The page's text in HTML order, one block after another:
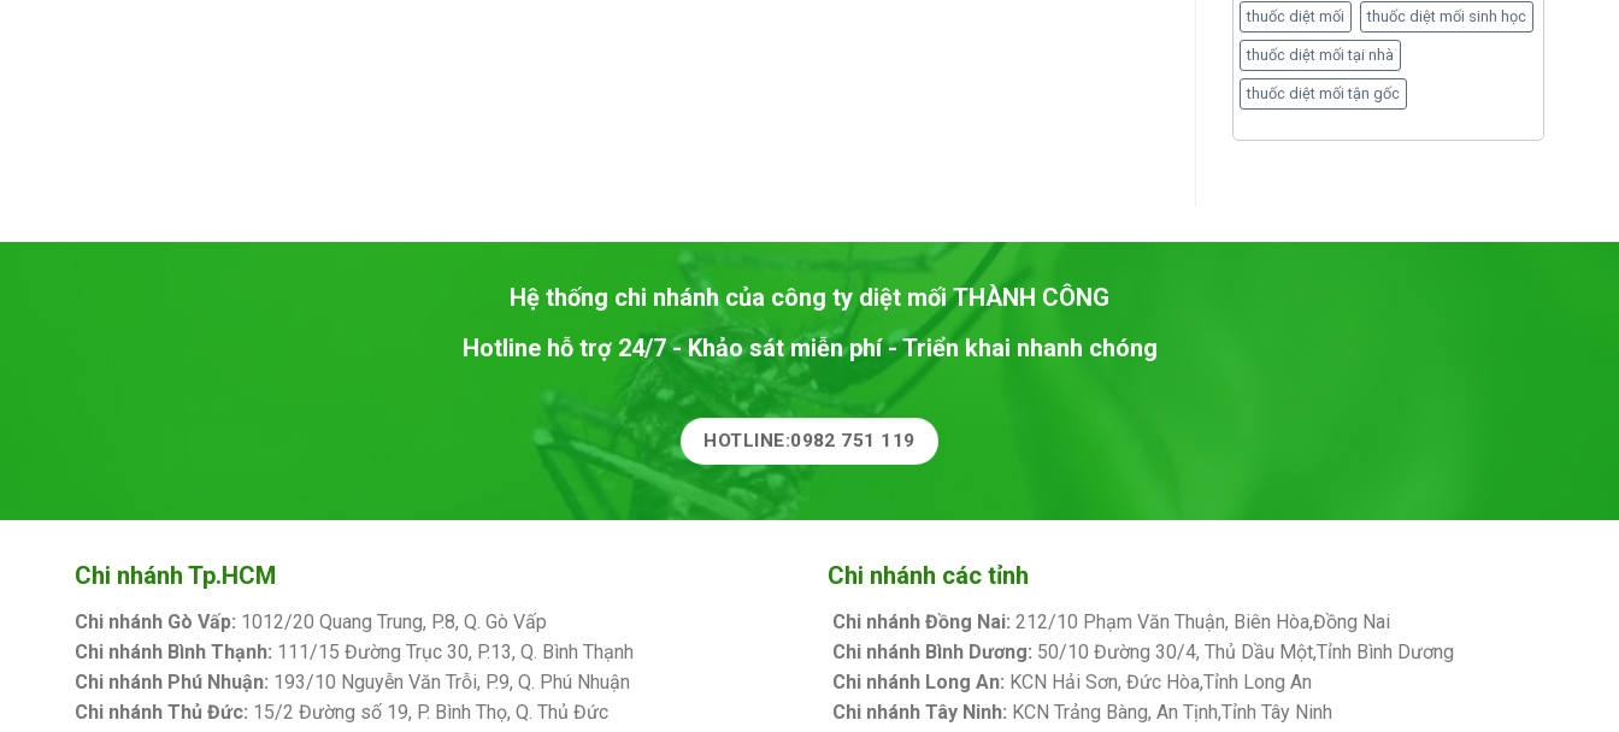
thuốc diệt mối thuốc diệt mối sinh học
thuốc diệt mối tại nhà
thuốc diệt mối tận gốc
Hệ thống chi nhánh của công ty diệt mốiTHÀNH CÔNG
Hotline hỗ trợ 24/7 - Khảo sát miễn phí - Triển khai nhanh chóng
HOTLINE:0982 751 119
Chi nhánh Tp.HCM
Chi nhánh Gò Vấp: 1012/20 Quang Trung, P.8, Q. Gò Vấp
Chi nhánh Bình Thạnh: 111/15 Đường Trục 30, P.13, Q. Bình Thạnh
Chi nhánh Phú Nhuận: 193/10 Nguyễn Văn Trỗi, P.9, Q. Phú Nhuận
Chi nhánh Thủ Đức: 15/2 Đường số 19, P. Bình Thọ, Q. Thủ Đức
Chi nhánh các tỉnh
Chi nhánh Đồng Nai: 212/10 Phạm Văn Thuận, Biên Hòa,Đồng Nai
Chi nhánh Bình Dương: 50/10 Đường 30/4, Thủ Dầu Một,Tỉnh Bình Dương
Chi nhánh Long An: KCN Hải Sơn, Đức Hòa,Tỉnh Long An
Chi nhánh Tây Ninh: KCN Trảng Bàng, An Tịnh,Tỉnh Tây Ninh